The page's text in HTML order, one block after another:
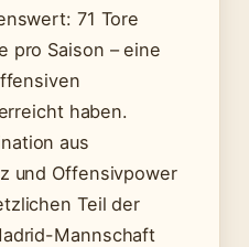
71 Tore
pro Saison – eine
haben.
aus
und Offensivpower
Teil der
Mannschaft